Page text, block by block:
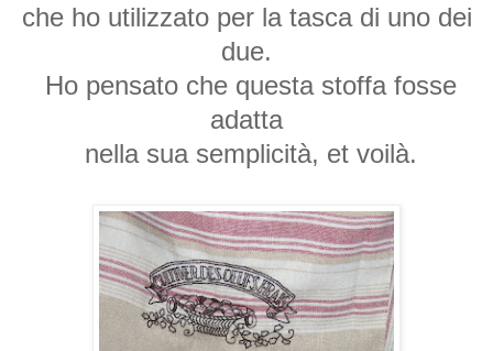
che ho utilizzato per la tasca di uno dei
due.
Ho pensato che questa stoffa fosse
adatta
nella sua semplicità, et voilà.